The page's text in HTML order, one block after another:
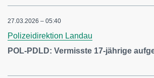
27.03.2026 – 05:40
Polizeidirektion Landau
POL-PDLD: Vermisste 17-jährige